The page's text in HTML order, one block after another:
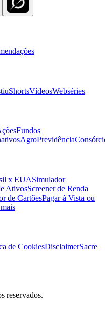
ShortsVídeosWebséries
Fundos
AgroPrevidência
x EUASimulador
AtivosScreener de Renda
de CartõesPagar à Vista ou
de CookiesDisclaimerSacre
reservados.